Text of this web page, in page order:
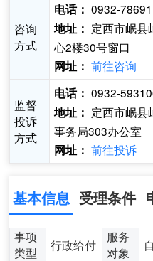
咨询
方式
电话： 0932-
地址： 定西市岷县
心2楼30号窗口
网址： 前往咨询
监督
投诉
方式
电话： 0932-
地址： 定西市岷县
事务局303办公室
网址： 前往投诉
基本信息 受理条件
事项
类型
行政给付
服务
对象